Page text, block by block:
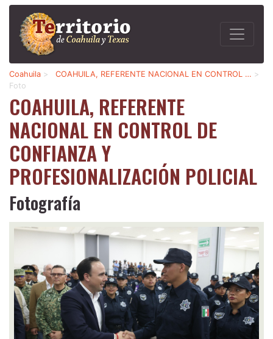
Coahuila > COAHUILA, REFERENTE NACIONAL EN CONTROL … >
Foto
COAHUILA, REFERENTE
NACIONAL EN CONTROL DE
CONFIANZA Y
PROFESIONALIZACIÓN POLICIAL
Fotografía